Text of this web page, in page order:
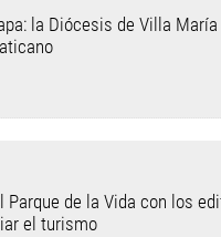
la Diócesis de Villa
Parque de la Vida con los
el turismo